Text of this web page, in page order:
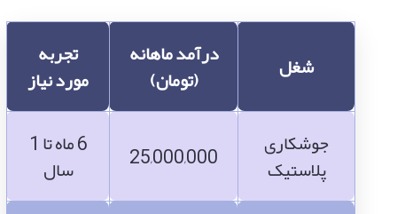
شغل درآمد ماهانه
(تومان)
تجربه
مورد نیاز
جوشکاری
پلاستیک 25,000,000 6 ماه تا 1
سال